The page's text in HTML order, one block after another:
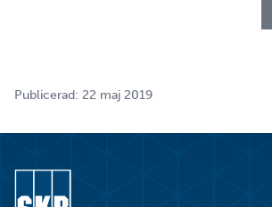
Publicerad: 22 maj 2019